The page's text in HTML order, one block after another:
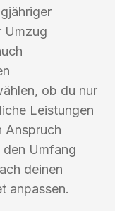
Umzug
ob du nur
Leistungen
Anspruch
den Umfang
deinen
anpassen.